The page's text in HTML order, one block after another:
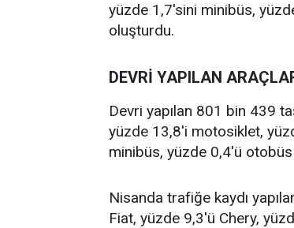
yüzde 1,7'sini minibüs,
oluşturdu.
DEVRİ YAPILAN
Devri yapılan 801 bin 439
yüzde 13,8'i motosiklet,
minibüs, yüzde 0,4'ü
Nisanda trafiğe kaydı
Fiat, yüzde 9,3'ü Chery,